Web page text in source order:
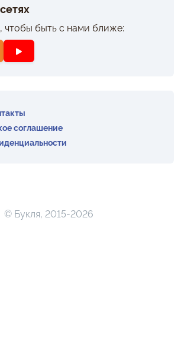
чтобы быть с нами ближе:
соглашение
© Букля, 2015-2026